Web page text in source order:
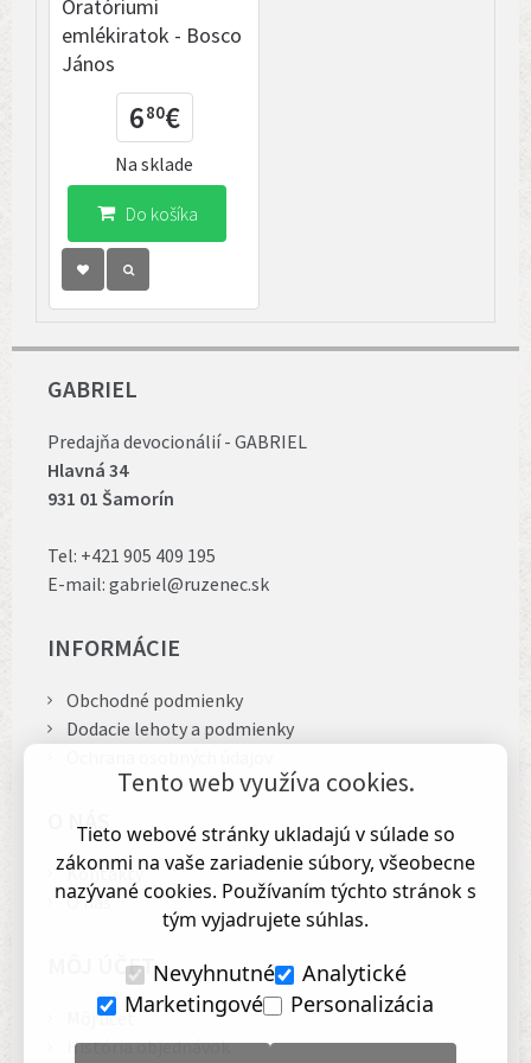
Oratóriumi
emlékiratok - Bosco
János
680€
Do košíka
Na sklade
GABRIEL
Predajňa devocionálií - GABRIEL
Hlavná 34
931 01 Šamorín
Tel: +421 905 409 195
E-mail: gabriel@ruzenec.sk
INFORMÁCIE
Obchodné podmienky
Dodacie lehoty a podmienky
O NÁS
Kontakty
O nás
MÔJ ÚČET
Môj účet
História objednávok
Tento web využíva cookies.
Tieto webové stránky ukladajú v súlade so
zákonmi na vaše zariadenie súbory, všeobecne
nazývané cookies. Používaním týchto stránok s
tým vyjadrujete súhlas.
Nevyhnutné
Analytické
Marketingové
Personalizácia